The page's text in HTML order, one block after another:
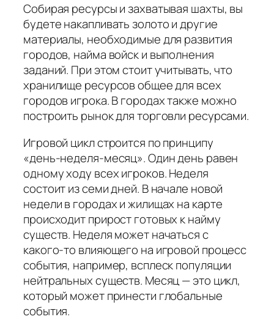
Собирая ресурсы и захватывая шахты, вы
будете накапливать золото и другие
материалы, необходимые для развития
городов, найма войск и выполнения
заданий. При этом стоит учитывать, что
хранилище ресурсов общее для всех
городов игрока. В городах также можно
построить рынок для торговли ресурсами.
Игровой цикл строится по принципу
«день-неделя-месяц». Один день равен
одному ходу всех игроков. Неделя
состоит из семи дней. В начале новой
недели в городах и жилищах на карте
происходит прирост готовых к найму
существ. Неделя может начаться с
какого-то влияющего на игровой процесс
события, например, всплеск популяции
нейтральных существ. Месяц — это цикл,
который может принести глобальные
события.